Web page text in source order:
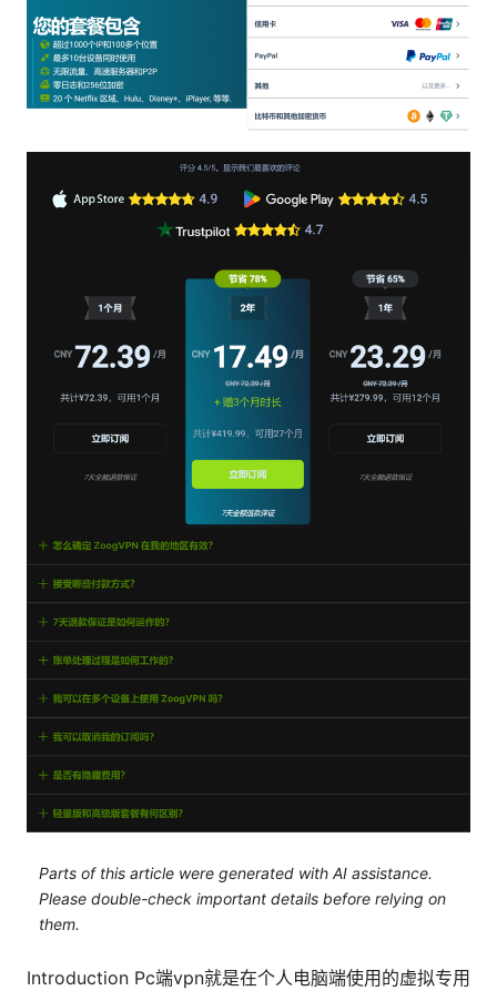
Parts of this article were generated with AI assistance.
Please double-check important details before relying on
them.
Introduction Pc端vpn就是在个人电脑端使用的虚拟专用